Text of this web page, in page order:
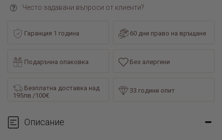
Често задавани въпроси от клиенти?
Гаранция 1 година 60 дни право на връщане
Подаръчна опаковка Без алергени
Безплатна доставка над
195лв./100€
33 години опит
Описание